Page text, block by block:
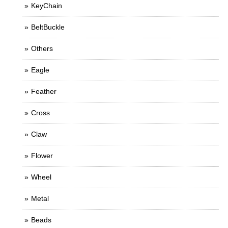
KeyChain
BeltBuckle
Others
Eagle
Feather
Cross
Claw
Flower
Wheel
Metal
Beads